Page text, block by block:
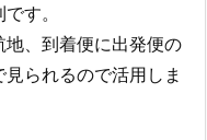
す。
、到着便に出発便の
られるので活用しま